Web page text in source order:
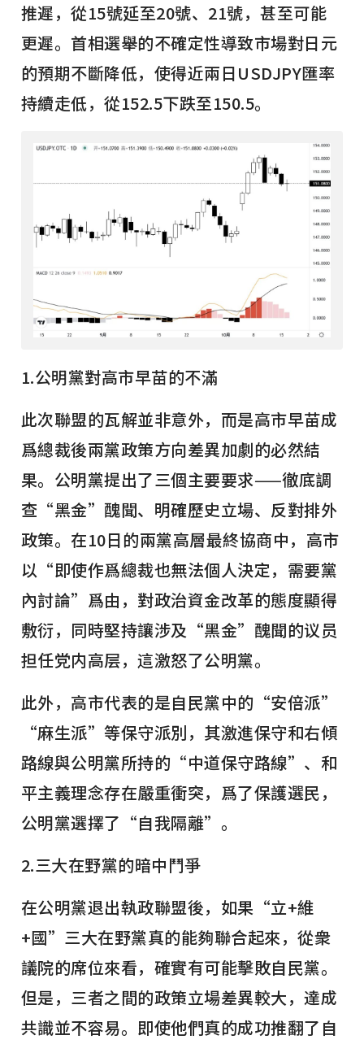
推遲，從15號延至20號、21號，甚至可能
更遲。首相選舉的不確定性導致市場對日元
的預期不斷降低，使得近兩日USDJPY匯率
持續走低，從152.5下跌至150.5。
1.公明黨對高市早苗的不滿
此次聯盟的瓦解並非意外，而是高市早苗成
爲總裁後兩黨政策方向差異加劇的必然結
果。公明黨提出了三個主要要求——徹底調
查“黑金”醜聞、明確歷史立場、反對排外
政策。在10日的兩黨高層最終協商中，高市
以“即使作爲總裁也無法個人決定，需要黨
內討論”爲由，對政治資金改革的態度顯得
敷衍，同時堅持讓涉及“黑金”醜聞的议员
担任党内高层，這激怒了公明黨。
此外，高市代表的是自民黨中的“安倍派”
“麻生派”等保守派別，其激進保守和右傾
路線與公明黨所持的“中道保守路線”、和
平主義理念存在嚴重衝突，爲了保護選民，
公明黨選擇了“自我隔離”。
2.三大在野黨的暗中鬥爭
在公明黨退出執政聯盟後，如果“立+維
+國”三大在野黨真的能夠聯合起來，從衆
議院的席位來看，確實有可能擊敗自民黨。
但是，三者之間的政策立場差異較大，達成
共識並不容易。即使他們真的成功推翻了自